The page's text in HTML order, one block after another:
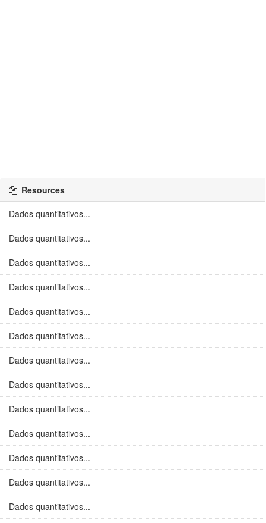
Resources
Dados quantitativos...
Dados quantitativos...
Dados quantitativos...
Dados quantitativos...
Dados quantitativos...
Dados quantitativos...
Dados quantitativos...
Dados quantitativos...
Dados quantitativos...
Dados quantitativos...
Dados quantitativos...
Dados quantitativos...
Dados quantitativos...